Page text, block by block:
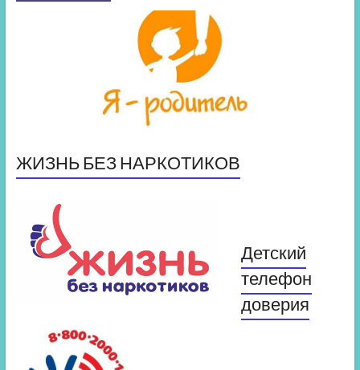
ЖИЗНЬ БЕЗ НАРКОТИКОВ
Детский
телефон
доверия